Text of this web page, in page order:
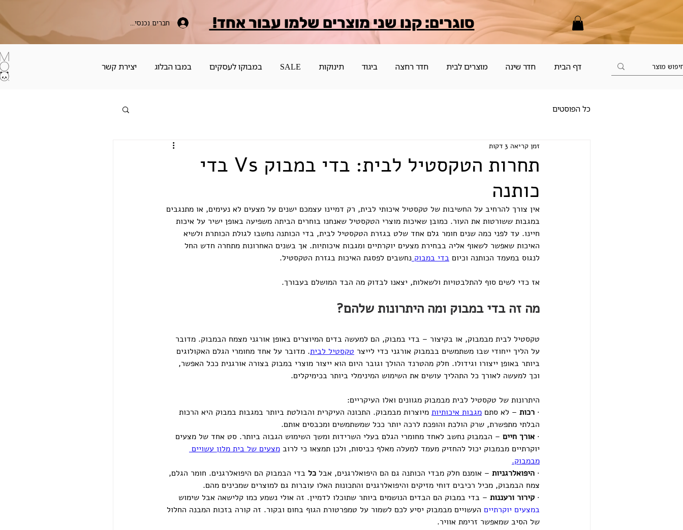
חברים נכנסים כאן סוגרים: קנו שני מוצרים שלמו עבור אחד!
דף הבית חדר שינה מוצרים לבית חדר רחצה ביגוד תינוקות SALE במבוקו לעסקים במבו הבלוג יצירת קשר
כל הפוסטים
תחרות הטקסטיל לבית: בדי במבוק Vs בדי
כותנה
זמן קריאה 3 דקות
אין צורך להרחיב על החשיבות של טקסטיל איכותי לבית, רק דמיינו עצמכם ישנים על מצעים לא נעימים, או מתנגבים
במגבות ששורטות את העור. כמובן שאיכות מוצרי הטקסטיל שאנחנו בוחרים הביתה משפיעה באופן ישיר על איכות
חיינו. עד לפני כמה שנים חומר גלם אחד שלט בגזרת הטקסטיל לבית, בדי הכותנה נחשבו לגולת הכותרת ולשיא
האיכות שאפשר לשאוף אליה בבחירת מצעים יוקרתיים ומגבות איכותיות. אך בשנים האחרונות מתחרה חדש החל
לנגוס במעמד הכותנה וכיום בדי במבוק נחשבים לפסגת האיכות בגזרת הטקסטיל.
אז כדי לשים סוף להתלבטויות ולשאלות, יצאנו לבדוק מה הבד המושלם בעבורך.
מה זה בדי במבוק ומה היתרונות שלהם?
טקסטיל לבית מבמבוק, או בקיצור – בדי במבוק, הם למעשה בדים המיוצרים באופן אורגני מצמח הבמבוק. מדובר
על הליך ייחודי שבו משתמשים בבמבוק אורגני כדי לייצר טקסטיל לבית. מדובר על אחד מחומרי הגלם האקולוגים
ביותר באופן ייצורו וגידולו. חלק מהטרנד ההולך וגובר היום הוא ייצור מוצרי במבוק בצורה אורגנית ככל האפשר,
וכך למעשה לאורך כל התהליך עושים את השימוש המינימלי ביותר בכימיקלים.
היתרונות של טקסטיל לבית מבמבוק מגוונים ואלו העיקריים:
· רכות – לא סתם מגבות איכותיות מיוצרות מבמבוק. התכונה העיקרית והבולטת ביותר במגבות במבוק היא הרכות
הבלתי מתפשרת, שרק הולכת והופכת לרכה יותר ככל שמשתמשים ומכבסים אותם.
· אורך חיים – הבמבוק נחשב לאחד מחומרי הגלם בעלי השרידות ומשך השימוש הגבוה ביותר. סט אחד של מצעים
יוקרתיים מבמבוק יכול להחזיק מעמד למעלה מאלף כביסות, ולכן תמצאו כי לרוב מצעים של בית מלון עשויים
מבמבוק.
· היפואלרגניות – אומנם חלק מבדי הכותנה גם הם היפואלרגנים, אבל כל בדי הבמבוק הם היפואלרגנים. חומר הגלם,
צמח הבמבוק, מכיל רכיבים דוחי מזיקים והיפואלרגנים והתכונות האלו עוברות גם למוצרים שמכינים מהם.
· קירור ורעננות – בדי במבוק הם הבדים הנושמים ביותר שתוכלו לדמיין. זה אולי נשמע כמו קלישאה אבל שימוש
במצעים יוקרתיים העשויים מבמבוק יסיע לכם לשמור על טמפרטורת הגוף בחום ובקור. זה קורה בזכות המבנה החלול
של הסיב שמאפשר זרימת אוויר.